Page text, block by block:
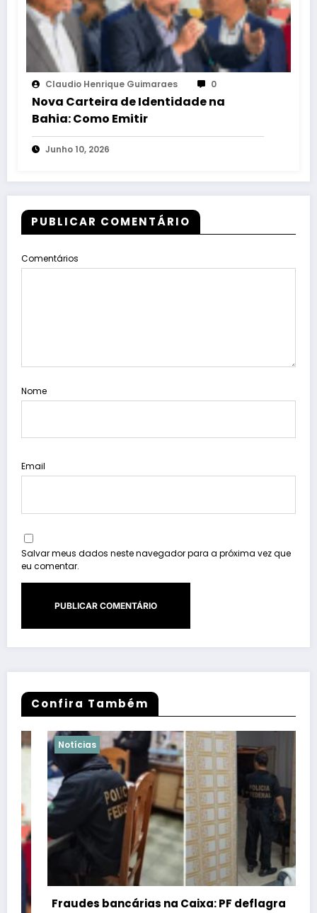
Claudio Henrique Guimaraes 0
Nova Carteira de Identidade na
Bahia: Como Emitir
Junho 10, 2026
PUBLICAR COMENTÁRIO
Comentários
Nome
Email
Salvar meus dados neste navegador para a próxima vez que
eu comentar.
Confira Também
Notícias
Fraudes bancárias na Caixa: PF deflagra